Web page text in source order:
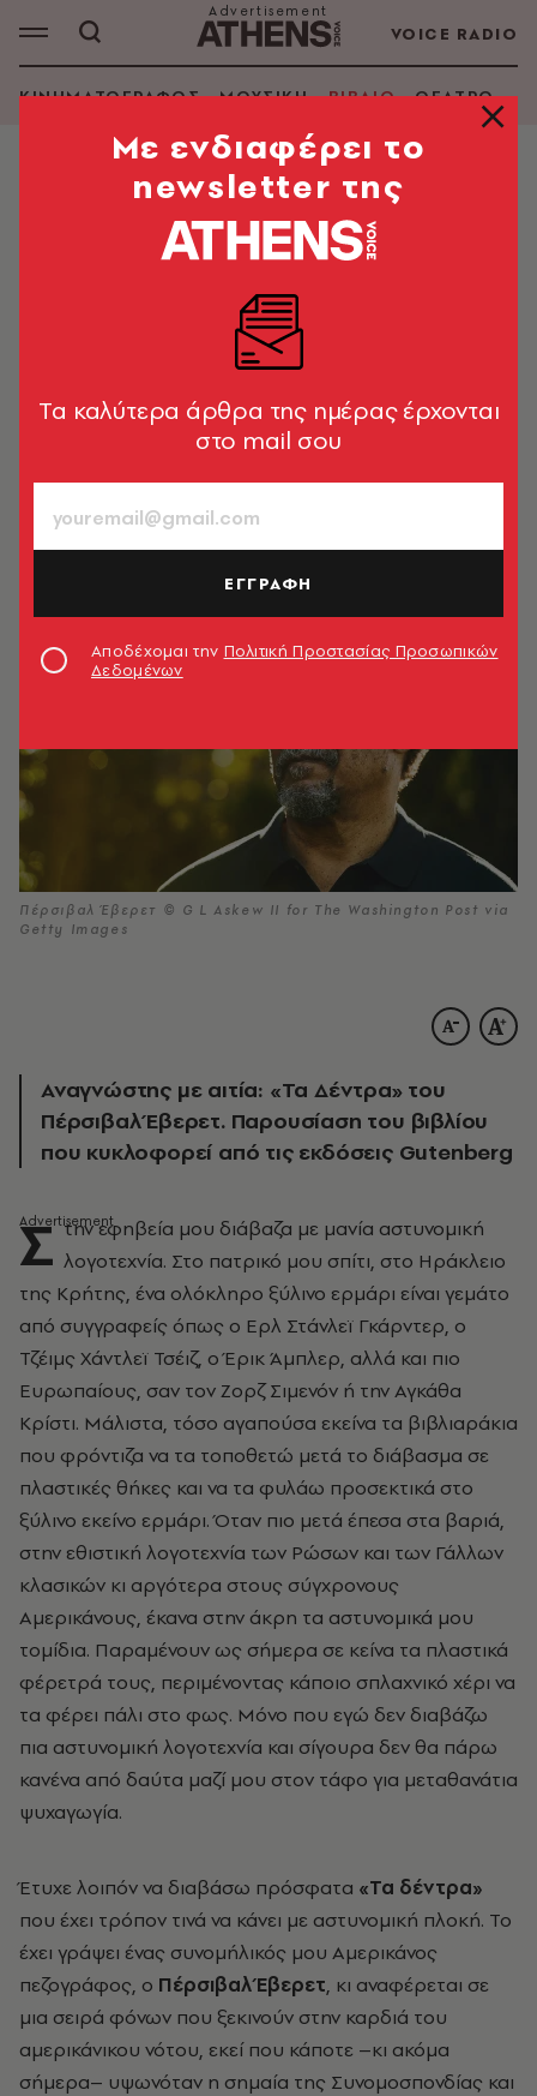
VOICE RADIO
ΚΙΝΗΜΑΤΟΓΡΑΦΟΣ ΜΟΥΣΙΚΗ ΒΙΒΛΙΟ ΘΕΑΤΡΟ -
«Δέντρα», Πέρσιβαλ Έβερετ: Φόνοι
στην καρδιά του αμερικάνικου
Βρισκόμαστε επί προεδρίας Τραμπ. Ο συγγραφέας
βασιλιάς.
ΤΕΥΧΟΣ 930
Πέρσιβαλ Έβερετ © G L Askew II for The Washington Post via
Getty Images
Αναγνώστης με αιτία: «Τα Δέντρα» του
Πέρσιβαλ Έβερετ. Παρουσίαση του βιβλίου
που κυκλοφορεί από τις εκδόσεις Gutenberg
Σ την εφηβεία μου διάβαζα με μανία αστυνομική
λογοτεχνία. Στο πατρικό μου σπίτι, στο Ηράκλειο
της Κρήτης, ένα ολόκληρο ξύλινο ερμάρι είναι γεμάτο
από συγγραφείς όπως ο Ερλ Στάνλεϊ Γκάρντερ, ο
Τζέιμς Χάντλεϊ Τσέιζ, ο Έρικ Άμπλερ, αλλά και πιο
Ευρωπαίους, σαν τον Ζορζ Σιμενόν ή την Αγκάθα
Κρίστι. Μάλιστα, τόσο αγαπούσα εκείνα τα βιβλιαράκια
που φρόντιζα να τα τοποθετώ μετά το διάβασμα σε
πλαστικές θήκες και να τα φυλάω προσεκτικά στο
ξύλινο εκείνο ερμάρι. Όταν πιο μετά έπεσα στα βαριά,
στην εθιστική λογοτεχνία των Ρώσων και των Γάλλων
κλασικών κι αργότερα στους σύγχρονους
Αμερικάνους, έκανα στην άκρη τα αστυνομικά μου
τομίδια. Παραμένουν ως σήμερα σε κείνα τα πλαστικά
φέρετρά τους, περιμένοντας κάποιο σπλαχνικό χέρι να
τα φέρει πάλι στο φως. Μόνο που εγώ δεν διαβάζω
πια αστυνομική λογοτεχνία και σίγουρα δεν θα πάρω
κανένα από δαύτα μαζί μου στον τάφο για μεταθανάτια
ψυχαγωγία.
Έτυχε λοιπόν να διαβάσω πρόσφατα «Τα δέντρα»
που έχει τρόπον τινά να κάνει με αστυνομική πλοκή. Το
έχει γράψει ένας συνομήλικός μου Αμερικάνος
πεζογράφος, ο Πέρσιβαλ Έβερετ, κι αναφέρεται σε
μια σειρά φόνων που ξεκινούν στην καρδιά του
αμερικάνικου νότου, εκεί που κάποτε –κι ακόμα
σήμερα– υψωνόταν η σημαία της Συνομοσπονδίας και
Mε ενδιαφέρει το
newsletter της
Tα καλύτερα άρθρα της ημέρας έρχονται
στο mail σου
ΕΓΓΡΑΦΗ
Αποδέχομαι την Πολιτική Προστασίας Προσωπικών
Δεδομένων